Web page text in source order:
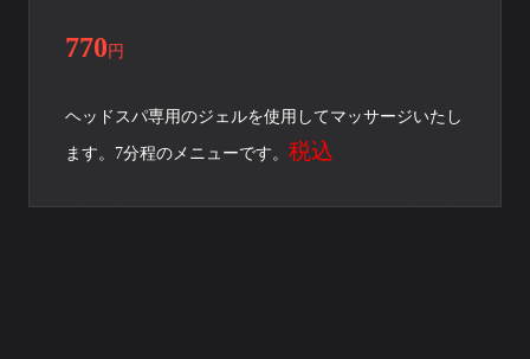
770 円
ヘッドスパ専用のジェルを使用してマッサージいたし
ます。7分程のメニューです。 税込